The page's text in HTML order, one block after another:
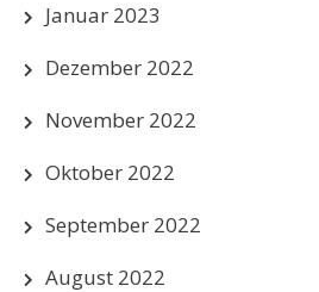
Januar 2023
Dezember 2022
November 2022
Oktober 2022
September 2022
August 2022